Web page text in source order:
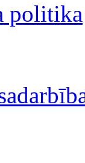
politika